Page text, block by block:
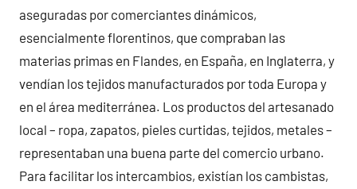
aseguradas por comerciantes dinámicos,
esencialmente florentinos, que compraban las
materias primas en Flandes, en España, en Inglaterra, y
vendían los tejidos manufacturados por toda Europa y
en el área mediterránea. Los productos del artesanado
local – ropa, zapatos, pieles curtidas, tejidos, metales –
representaban una buena parte del comercio urbano.
Para facilitar los intercambios, existían los cambistas,